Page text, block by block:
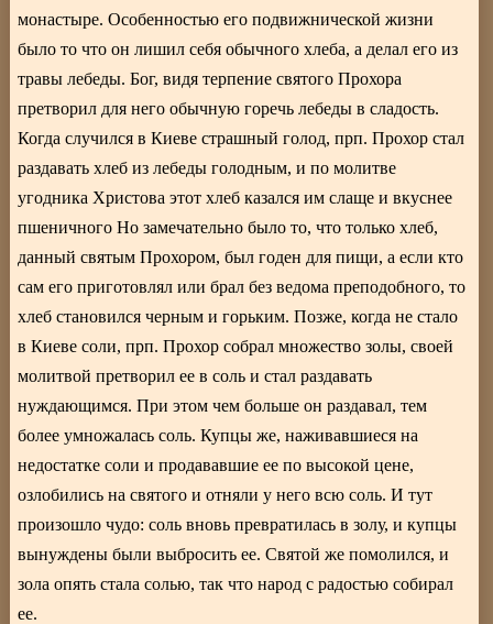
монастыре. Особенностью его подвижнической жизни
было то что он лишил себя обычного хлеба, а делал его из
травы лебеды. Бог, видя терпение святого Прохора
претворил для него обычную горечь лебеды в сладость.
Когда случился в Киеве страшный голод, прп. Прохор стал
раздавать хлеб из лебеды голодным, и по молитве
угодника Христова этот хлеб казался им слаще и вкуснее
пшеничного Но замечательно было то, что только хлеб,
данный святым Прохором, был годен для пищи, а если кто
сам его приготовлял или брал без ведома преподобного, то
хлеб становился черным и горьким. Позже, когда не стало
в Киеве соли, прп. Прохор собрал множество золы, своей
молитвой претворил ее в соль и стал раздавать
нуждающимся. При этом чем больше он раздавал, тем
более умножалась соль. Купцы же, наживавшиеся на
недостатке соли и продававшие ее по высокой цене,
озлобились на святого и отняли у него всю соль. И тут
произошло чудо: соль вновь превратилась в золу, и купцы
вынуждены были выбросить ее. Святой же помолился, и
зола опять стала солью, так что народ с радостью собирал
ее.